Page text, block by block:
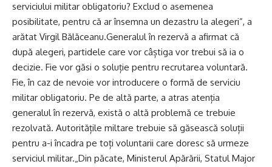
serviciului militar obligatoriu? Exclud o asemenea
posibilitate, pentru că ar însemna un dezastru la alegeri”, a
arătat Virgil Bălăceanu.Generalul în rezervă a afirmat că
după alegeri, partidele care vor câștiga vor trebui să ia o
decizie. Fie vor găsi o soluție pentru recrutarea voluntară.
Fie, în caz de nevoie vor introducere o formă de serviciu
militar obligatoriu. Pe de altă parte, a atras atenția
generalul în rezervă, există o altă problemă ce trebuie
rezolvată. Autoritățile miltare trebuie să găsească soluții
pentru a-i încadra pe toți voluntarii care doresc să urmeze
serviciul militar.„Din păcate, Ministerul Apărării, Statul Major